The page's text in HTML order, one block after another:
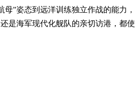
”姿态到远洋训练独立作战的能力，
是海军现代化舰队的亲切访港，都使